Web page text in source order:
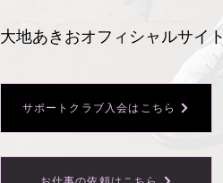
大地あきおオフィシャルサイト
サポートクラブ入会はこちら
お仕事の依頼はこちら